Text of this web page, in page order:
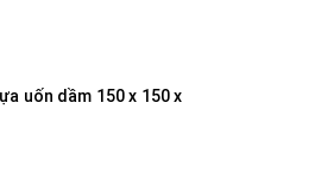
uốn dầm 150 x 150 x